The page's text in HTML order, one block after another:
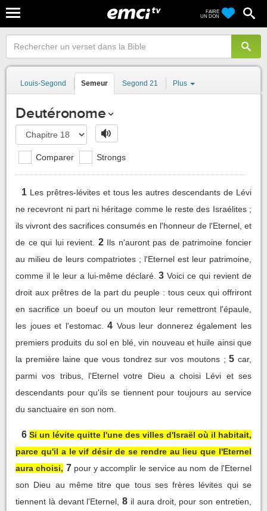
FAIRE
UN DON
Louis-Segond Semeur Segond 21 Plus
Deutéronome
Comparer Strongs
1 Les prêtres-lévites et tous les autres descendants de Lévi
ne recevront ni part ni héritage comme le reste des Israélites ;
ils vivront des sacrifices consumés en l'honneur de l'Eternel, et
de ce qui lui revient.
2 Ils n'auront pas de patrimoine foncier
au milieu de leurs compatriotes ; l'Eternel est leur patrimoine,
comme il le leur a lui-même déclaré. 3 Voici ce qui revient de
droit aux prêtres de la part du peuple : tous ceux qui offriront
en sacrifice un boeuf ou un mouton leur remettront l'épaule,
les joues et l'estomac.
4 Vous leur donnerez également les
premiers produits du sol en blé, vin nouveau et huile ainsi que
la première laine que vous tondrez sur vos moutons ; 5 car,
parmi vos tribus, l'Eternel votre Dieu a choisi Lévi et ses
descendants pour qu'ils se tiennent pour toujours au service
du sanctuaire en son nom.
6 Si un lévite quitte l'une des villes d'Israël où il habitait,
parce qu'il a le vif désir de se rendre au lieu que l'Eternel
aura choisi, 7 pour y accomplir le service au nom de l'Eternel
son Dieu au même titre que tous ses frères lévites qui se
tiennent là devant l'Eternel, 8 il aura droit, pour son entretien,